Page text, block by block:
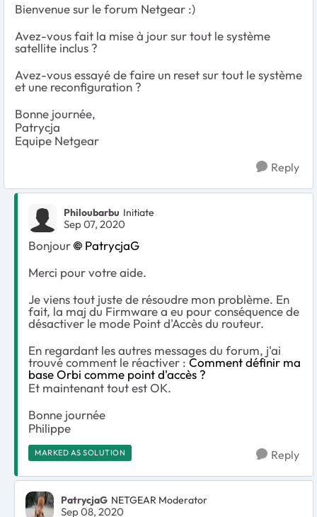
Bienvenue sur le forum Netgear :)
Avez-vous fait la mise à jour sur tout le système
satellite inclus ?
Avez-vous essayé de faire un reset sur tout le système
et une reconfiguration ?
Bonne journée,
Patrycja
Equipe Netgear
Reply
Philoubarbu Initiate
Sep 07, 2020
Bonjour
PatrycjaG
Merci pour votre aide.
Je viens tout juste de résoudre mon problème. En
fait, la maj du Firmware a eu pour conséquence de
désactiver le mode Point d'Accès du routeur.
En regardant les autres messages du forum, j'ai
trouvé comment le réactiver : Comment définir ma
base Orbi comme point d'accès ?
Et maintenant tout est OK.
Bonne journée
Philippe
MARKED AS SOLUTION Reply
PatrycjaG NETGEAR Moderator
Sep 08, 2020